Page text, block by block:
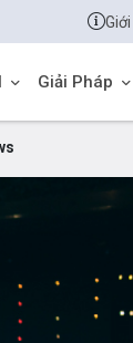
Giải Pháp